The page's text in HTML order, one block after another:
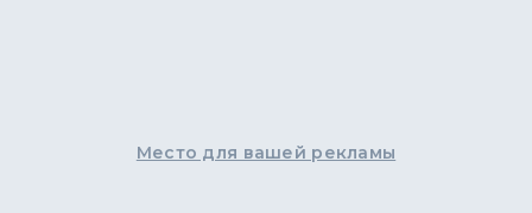
Место для вашей рекламы